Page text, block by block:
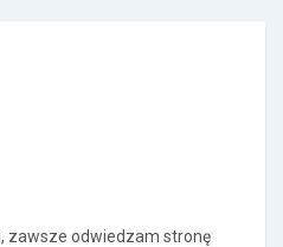
zawsze odwiedzam stronę